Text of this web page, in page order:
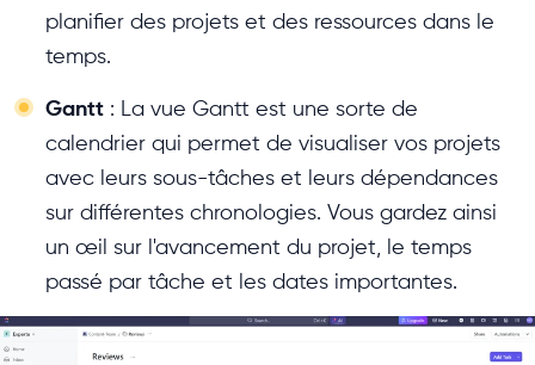
planifier des projets et des ressources dans le
temps.
Gantt : La vue Gantt est une sorte de
calendrier qui permet de visualiser vos projets
avec leurs sous-tâches et leurs dépendances
sur différentes chronologies. Vous gardez ainsi
un œil sur l'avancement du projet, le temps
passé par tâche et les dates importantes.